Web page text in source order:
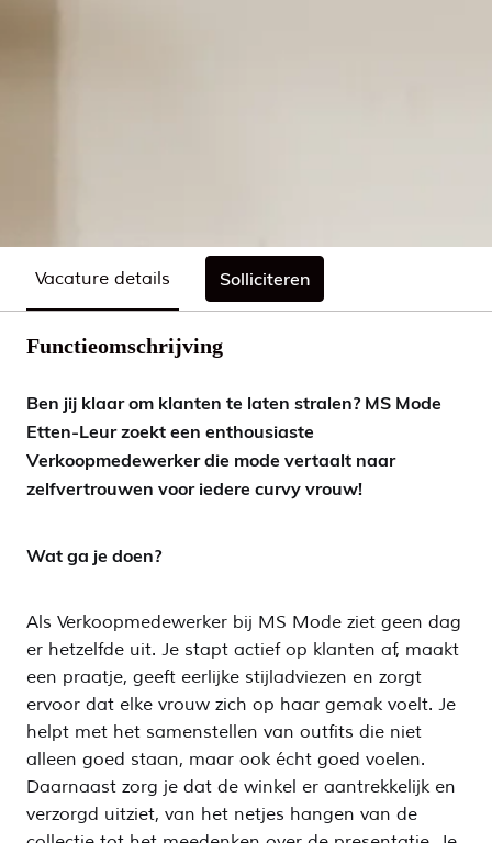
Vacature details Solliciteren
Functieomschrijving
Ben jij klaar om klanten te laten stralen? MS Mode
Etten-Leur zoekt een enthousiaste
Verkoopmedewerker die mode vertaalt naar
zelfvertrouwen voor iedere curvy vrouw!
Wat ga je doen?
Als Verkoopmedewerker bij MS Mode ziet geen dag
er hetzelfde uit. Je stapt actief op klanten af, maakt
een praatje, geeft eerlijke stijladviezen en zorgt
ervoor dat elke vrouw zich op haar gemak voelt. Je
helpt met het samenstellen van outfits die niet
alleen goed staan, maar ook écht goed voelen.
Daarnaast zorg je dat de winkel er aantrekkelijk en
verzorgd uitziet, van het netjes hangen van de